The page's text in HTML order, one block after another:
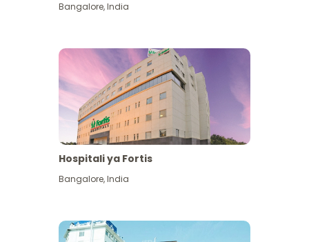
Bangalore,India
Hospitali ya Fortis
Bangalore,India